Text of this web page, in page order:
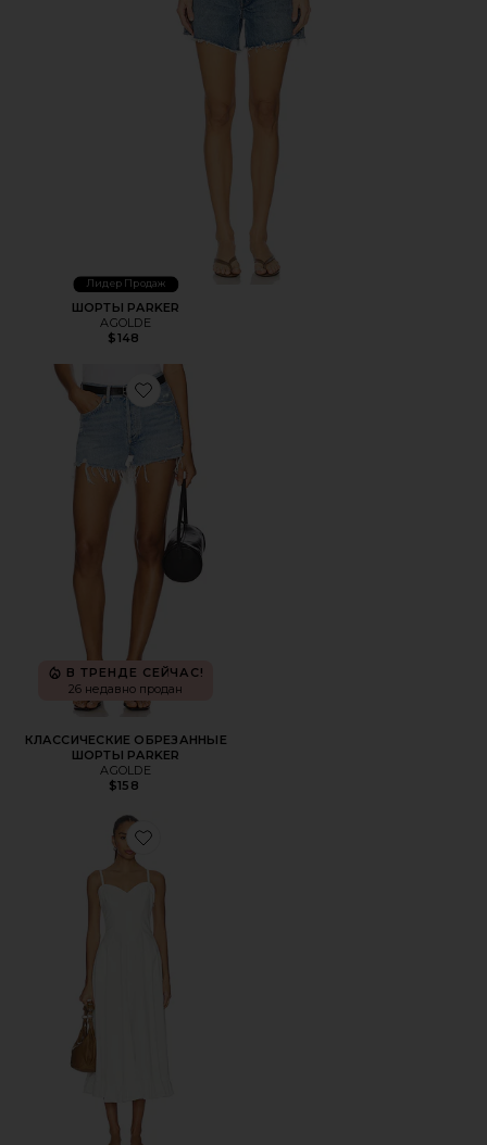
Лидер Продаж
ШОРТЫ PARKER
AGOLDE
$148
Favorite КЛАССИЧЕСКИЕ ОБРЕЗАННЫЕ ШОРТЫ
В ТРЕНДЕ СЕЙЧАС!
26 недавно продан
КЛАССИЧЕСКИЕ ОБРЕЗАННЫЕ
ШОРТЫ PARKER
AGOLDE
$158
Favorite ПЛАТЬЕ МИДИ FREE PEOPLE ANOTHER SEASON